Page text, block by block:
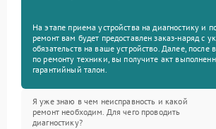
На этапе приема устройства на диагностику и
ремонт вам будет предоставлен заказ-наряд с
обязательств на ваше устройство. Далее, после
по ремонту техники, вы получите акт
гарантийный талон.
Я уже знаю в чем неисправность и какой
ремонт необходим. Для чего проводить
диагностику?